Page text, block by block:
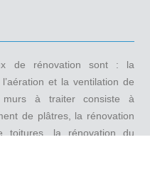
de rénovation sont : la
et la ventilation de
murs à traiter consiste à
de plâtres, la rénovation
toitures, la rénovation du